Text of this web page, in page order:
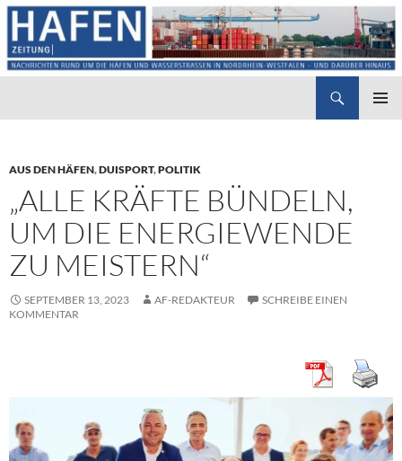
AUS DEN HÄFEN,DUISPORT,POLITIK
„ALLE KRÄFTE BÜNDELN,
UM DIE ENERGIEWENDE
ZU MEISTERN“
SEPTEMBER 13, 2023 AF-REDAKTEUR
SCHREIBE EINEN
KOMMENTAR